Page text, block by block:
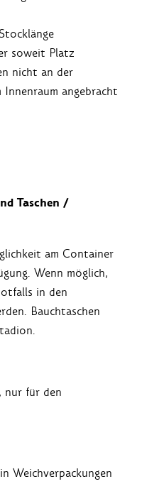
soweit Platz
nicht an der
Innenraum angebracht
Taschen /
am Container
Wenn möglich,
in den
Bauchtaschen
nur für den
Weichverpackungen